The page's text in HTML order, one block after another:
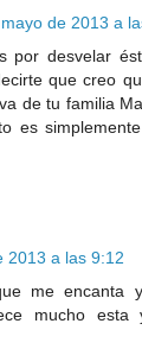
de 2013 a
por desvelar
que creo
de tu familia
es
2013 a las 9:12
me encanta
mucho